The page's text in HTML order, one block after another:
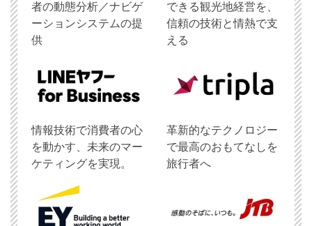
者の動態分析／ナビゲ
ーションシステムの提
供
できる観光地経営を、
信頼の技術と情熱で支
える
情報技術で消費者の心
を動かす、未来のマー
ケティングを実現。
革新的なテクノロジー
で最高のおもてなしを
旅行者へ